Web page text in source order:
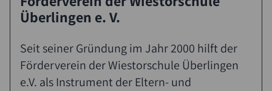
Überlingen e. V.
Seit seiner Gründung im Jahr 2000 hilft der
Förderverein der Wiestorschule Überlingen
e.V. als Instrument der Eltern- und
Suche